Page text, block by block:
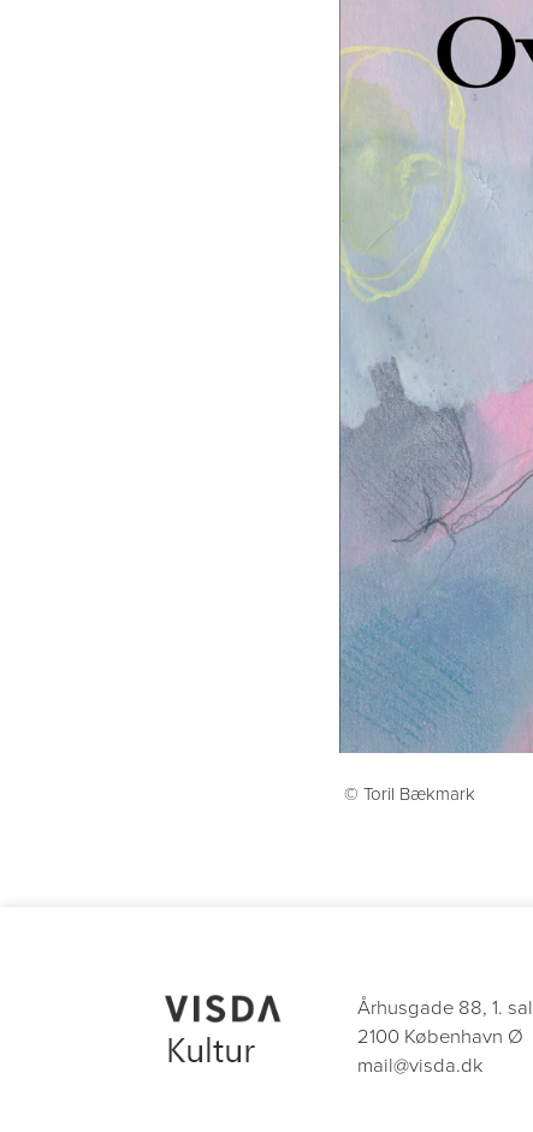
© Toril Bækmark
Århusgade 88, 1. sal
2100 København Ø
mail@visda.dk